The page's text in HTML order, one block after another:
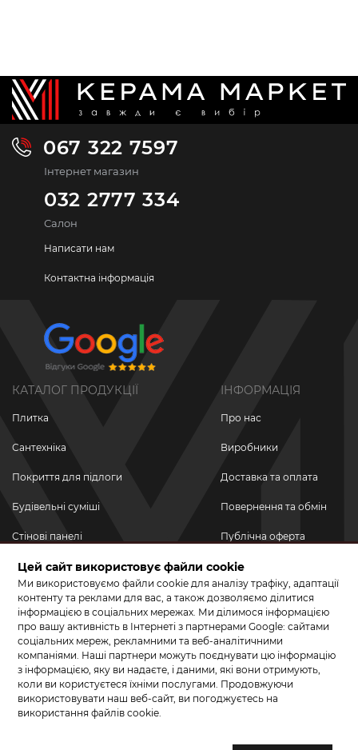
067 322 7597
Інтернет магазин
032 2777 334
Салон
Написати нам
Контактна інформація
КАТАЛОГ ПРОДУКЦІЇ
Плитка
Сантехніка
Покриття для підлоги
Будівельні суміші
Стінові панелі
Новинки
Акційні товари
Акції/Знижки
ІНФОРМАЦІЯ
Про нас
Виробники
Доставка та оплата
Повернення та обмін
Публічна оферта
Політика
конфіденційності
ПРИЄДНУЙТЕСЬ ДО НАС У СОЦМЕРЕЖАХ
Цей сайт використовує файли cookie
Ми використовуємо файли cookie для аналізу трафіку, адаптації
контенту та реклами для вас, а також дозволяємо ділитися
інформацією в соціальних мережах. Ми ділимося інформацією
про вашу активність в Інтернеті з партнерами Google: сайтами
соціальних мереж, рекламними та веб-аналітичними
компаніями. Наші партнери можуть поєднувати цю інформацію
з інформацією, яку ви надаєте, і даними, які вони отримують,
коли ви користуєтеся їхніми послугами. Продовжуючи
використовувати наш веб-сайт, ви погоджуєтесь на
використання файлів cookie.